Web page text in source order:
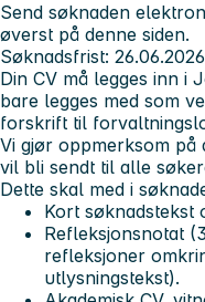
Send søknaden
øverst på denne siden.
Søknadsfrist: 26.06.2026
Din CV må legges inn i
bare legges med som
forskrift til
Vi gjør oppmerksom
vil bli sendt til alle
Dette skal med i
Kort søknadstekst
Refleksjonsnotat
refleksjoner
utlysningstekst).